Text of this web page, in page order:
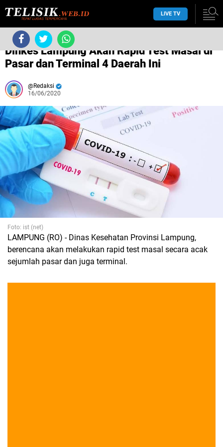
LIVE TV
/dinkes provinsi lampung
Dinkes Lampung Akan Rapid Test Masal di
Pasar dan Terminal 4 Daerah Ini
Redaksi
16/06/2020
Foto: ist (net)
LAMPUNG (RO) - Dinas Kesehatan Provinsi Lampung,
berencana akan melakukan rapid test masal secara acak
sejumlah pasar dan juga terminal.